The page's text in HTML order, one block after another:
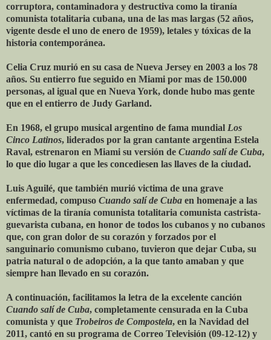
corruptora, contaminadora y destructiva como la tiranía
comunista totalitaria cubana, una de las mas largas (52 años,
vigente desde el uno de enero de 1959), letales y tóxicas de la
historia contemporánea.
Celia Cruz murió en su casa de Nueva Jersey en 2003 a los 78
años. Su entierro fue seguido en Miami por mas de 150.000
personas, al igual que en Nueva York, donde hubo mas gente
que en el entierro de Judy Garland.
En 1968, el grupo musical argentino de fama mundial Los
Cinco Latinos, liderados por la gran cantante argentina Estela
Raval, estrenaron en Miami su versión de Cuando salí de Cuba,
lo que dio lugar a que les concediesen las llaves de la ciudad.
Luis Aguilé, que también murió victima de una grave
enfermedad, compuso Cuando salí de Cuba en homenaje a las
víctimas de la tiranía comunista totalitaria comunista castrista-
guevarista cubana, en honor de todos los cubanos y no cubanos
que, con gran dolor de su corazón y forzados por el
sanguinario comunismo cubano, tuvieron que dejar Cuba, su
patria natural o de adopción, a la que tanto amaban y que
siempre han llevado en su corazón.
A continuación, facilitamos la letra de la excelente canción
Cuando salí de Cuba, completamente censurada en la Cuba
comunista y que Trobeiros de Compostela, en la Navidad del
2011, cantó en su programa de Correo Televisión (09-12-12) y